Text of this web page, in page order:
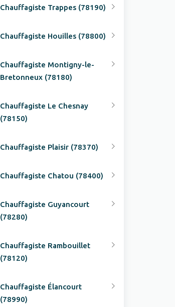
Chauffagiste Trappes (78190)
Chauffagiste Houilles (78800)
Chauffagiste Montigny-le-
Bretonneux (78180)
Chauffagiste Le Chesnay
(78150)
Chauffagiste Plaisir (78370)
Chauffagiste Chatou (78400)
Chauffagiste Guyancourt
(78280)
Chauffagiste Rambouillet
(78120)
Chauffagiste Élancourt
(78990)